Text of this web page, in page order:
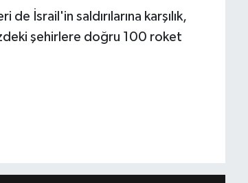
de İsrail'in saldırılarına karşılık,
şehirlere doğru 100 roket